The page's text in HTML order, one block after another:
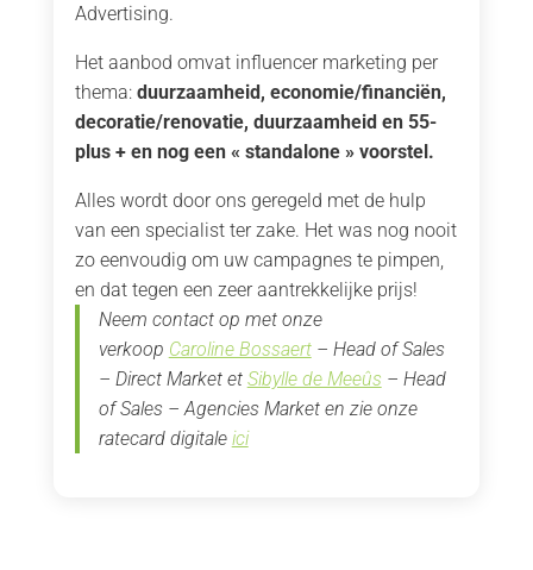
Advertising.
Het aanbod omvat influencer marketing per
thema: duurzaamheid, economie/financiën,
decoratie/renovatie, duurzaamheid en 55-
plus + en nog een « standalone » voorstel.
Alles wordt door ons geregeld met de hulp
van een specialist ter zake. Het was nog nooit
zo eenvoudig om uw campagnes te pimpen,
en dat tegen een zeer aantrekkelijke prijs!
Neem contact op met onze
verkoop Caroline Bossaert– Head of Sales
– Direct Market et Sibylle de Meeûs – Head
of Sales – Agencies Market en zie onze
ratecard digitale ici